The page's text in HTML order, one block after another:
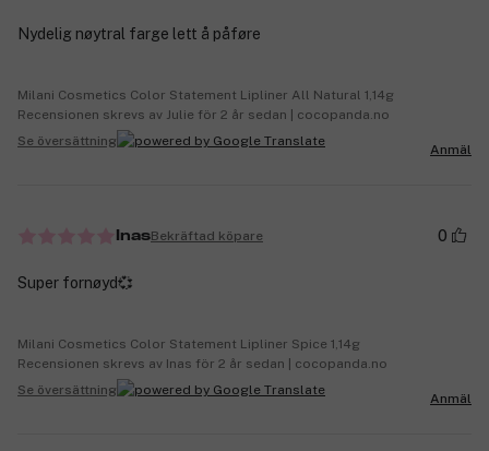
Nydelig nøytral farge lett å påføre
Milani Cosmetics Color Statement Lipliner All Natural 1,14g
Recensionen skrevs av Julie för 2 år sedan | cocopanda.no
Se översättning
Anmäl
InasBekräftad köpare 0
Super fornøyd💞
Milani Cosmetics Color Statement Lipliner Spice 1,14g
Recensionen skrevs av Inas för 2 år sedan | cocopanda.no
Se översättning
Anmäl